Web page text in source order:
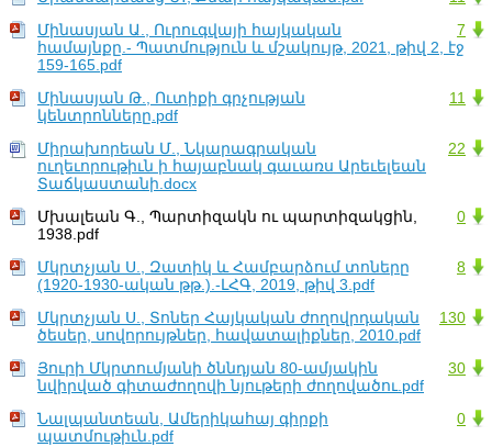
7
Մինասյան Ա., Ուրուգվայի հայկական
համայնքը.- Պատմություն և մշակույթ, 2021, թիվ 2, էջ
159-165.pdf
11
Մինասյան Թ., Ուտիքի գրչության
կենտրոնները.pdf
22
Միրախորեան Մ., Նկարագրական
ուղեւորութիւն ի հայաբնակ գաւառս Արեւելեան
Տաճկաստանի.docx
0
Մխալեան Գ., Պարտիզակն ու պարտիզակցին,
1938.pdf
8
Մկրտչյան Ս., Զատիկ և Համբարձում տոները
(1920-1930-ական թթ.).-ԼՀԳ, 2019, թիվ 3.pdf
130
Մկրտչյան Ս., Տոներ Հայկական ժողովրդական
ծեսեր, սովորույթներ, հավատալիքներ, 2010.pdf
30
Յուրի Մկրտումյանի ծննդյան 80-ամյակին
նվիրված գիտաժողովի նյութերի ժողովածու.pdf
0
Նալպանտեան, Ամերիկահայ գիրքի
պատմութիւն.pdf